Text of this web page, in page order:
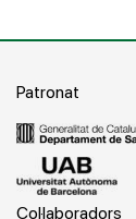
Patronat
Col·laboradors